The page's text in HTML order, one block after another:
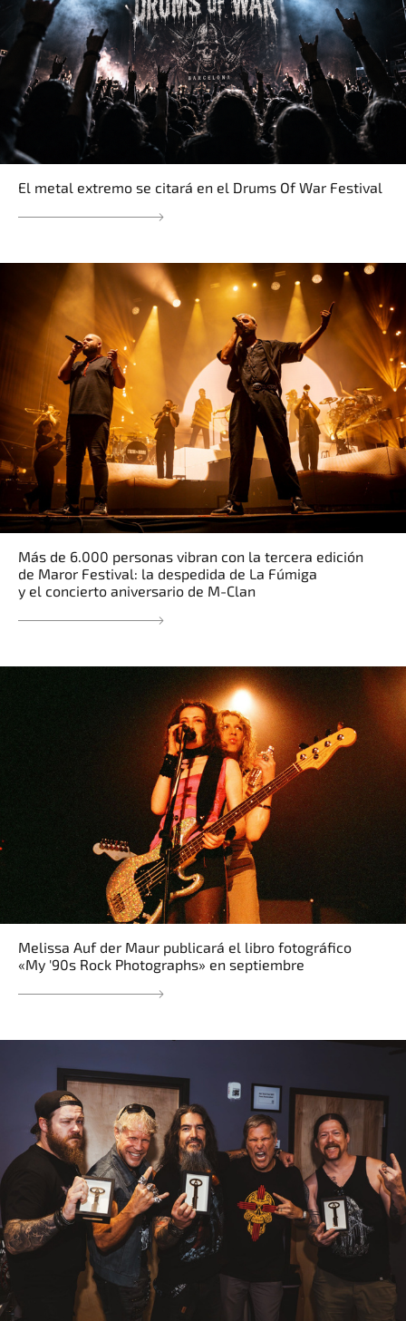
El metal extremo se citará en el Drums Of War Festival
Más de 6.000 personas vibran con la tercera edición
de Maror Festival: la despedida de La Fúmiga
y el concierto aniversario de M-Clan
Melissa Auf der Maur publicará el libro fotográfico
«My '90s Rock Photographs» en septiembre